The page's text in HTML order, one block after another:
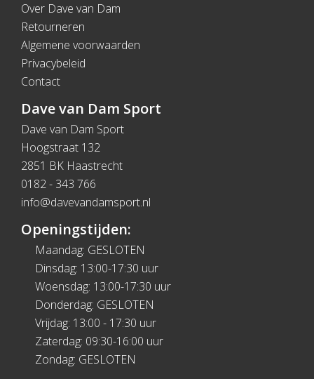
Over Dave van Dam
Retourneren
Algemene voorwaarden
Privacybeleid
Contact
Dave van Dam Sport
Dave van Dam Sport
Hoogstraat 132
2851 BK Haastrecht
0182 - 343 766
info@davevandamsport.nl
Openingstijden:
Maandag: GESLOTEN
Dinsdag: 13:00-17:30 uur
Woensdag: 13:00-17:30 uur
Donderdag: GESLOTEN
Vrijdag: 13:00 - 17:30 uur
Zaterdag: 09:30-16:00 uur
Zondag: GESLOTEN